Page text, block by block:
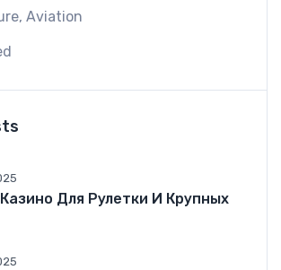
Aviation
Для Рулетки И Крупных